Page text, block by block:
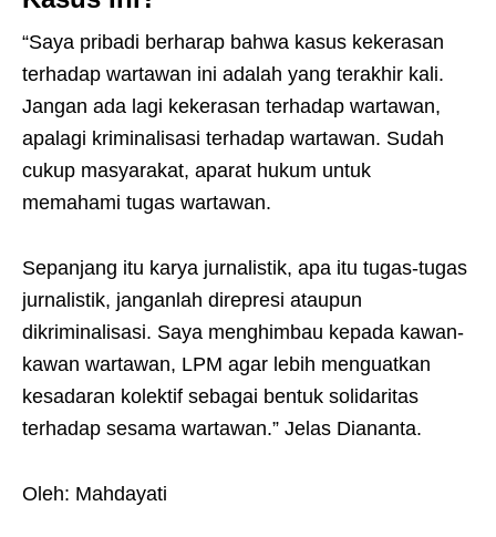
“Saya pribadi berharap bahwa kasus kekerasan
terhadap wartawan ini adalah yang terakhir kali.
Jangan ada lagi kekerasan terhadap wartawan,
apalagi kriminalisasi terhadap wartawan. Sudah
cukup masyarakat, aparat hukum untuk
memahami tugas wartawan.
Sepanjang itu karya jurnalistik, apa itu tugas-tugas
jurnalistik, janganlah direpresi ataupun
dikriminalisasi. Saya menghimbau kepada kawan-
kawan wartawan, LPM agar lebih menguatkan
kesadaran kolektif sebagai bentuk solidaritas
terhadap sesama wartawan.” Jelas Diananta.
Oleh: Mahdayati